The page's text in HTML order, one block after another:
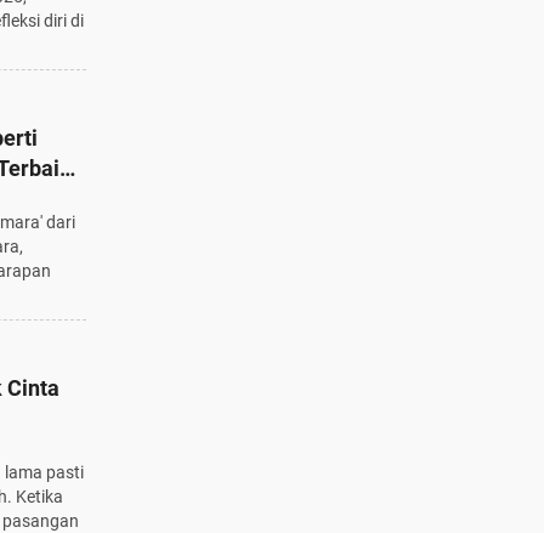
diri di
dari
Cinta
lama pasti
Ketika